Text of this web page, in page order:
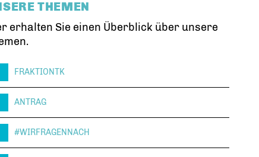
THEMEN
erhalten Sie einen Überblick über unsere
FRAKTIONTK
ANTRAG
#WIRFRAGENNACH